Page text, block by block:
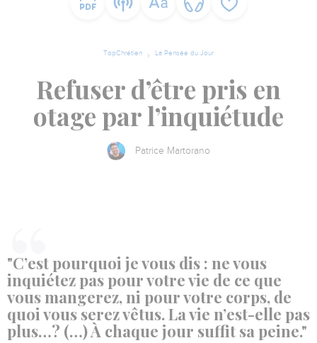
TopChrétien La Pensée du Jour
Refuser d’être pris en
otage par l’inquiétude
Patrice Martorano
"C’est pourquoi je vous dis : ne vous
inquiétez pas pour votre vie de ce que
vous mangerez, ni pour votre corps, de
quoi vous serez vêtus. La vie n’est-elle pas
plus…? (…) À chaque jour suffit sa peine."